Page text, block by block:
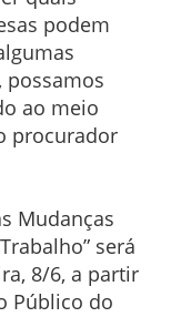
podem
possamos
ao meio
procurador
Mudanças
será
8/6, a partir
Público do